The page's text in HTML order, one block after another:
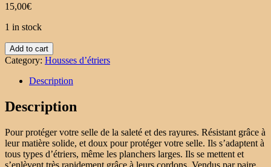
15,00€
1 in stock
Housses
d'étriers
vertes
galon
paillettes
vertes
Add to cart
Category: Housses d’étriers
Description
Description
Pour protéger votre selle de la saleté et des rayures. Résistant grâce à
leur matière solide, et doux pour protéger votre selle. Ils s’adaptent à
tous types d’étriers, même les planchers larges. Ils se mettent et
s’enlèvent très rapidement grâce à leurs cordons. Vendus par paire.